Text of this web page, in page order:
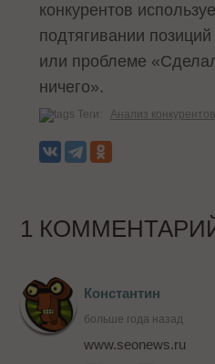
конкурентов
подтягивании
или проблеме
ничего».
Теги: Анализ конкурентов
1
Константин
больше года назад
www.seonews.ru